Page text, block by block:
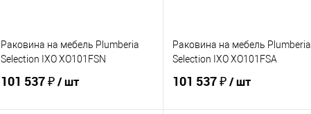
Раковина на мебель Plumberia
Selection IXO XO101FSN
101 537 ₽/ шт
Раковина на мебель Plumberia
Selection IXO XO101FSA
101 537 ₽/ шт